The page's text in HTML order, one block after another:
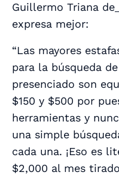
Guillermo Triana de
expresa mejor:
“Las mayores
para la búsqueda
presenciado son
$150 y $500 por
herramientas y
una simple
cada una. ¡Eso es
$2,000 al mes